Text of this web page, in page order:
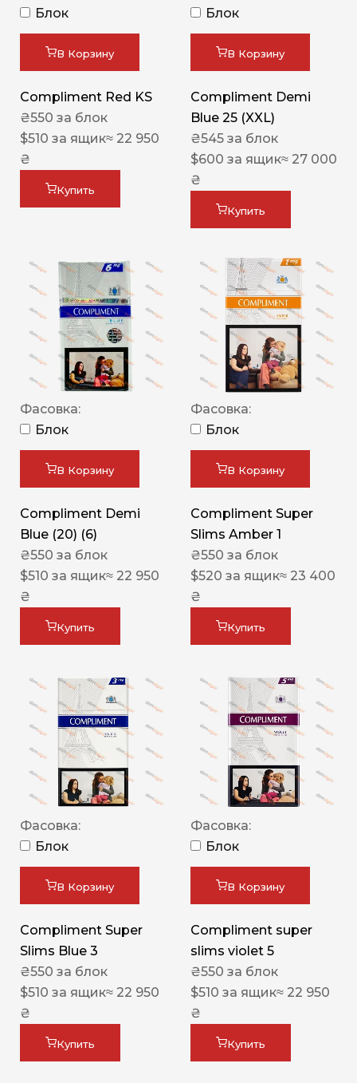
Блок
В Корзину
Compliment Red KS
₴550 за блок
$510 за ящик≈ 22 950
₴
Купить
Блок
В Корзину
Compliment Demi
Blue 25 (XXL)
₴545 за блок
$600 за ящик≈ 27 000
₴
Купить
Фасовка:
Блок
В Корзину
Compliment Demi
Blue (20) (6)
₴550 за блок
$510 за ящик≈ 22 950
₴
Купить
Фасовка:
Блок
В Корзину
Compliment Super
Slims Amber 1
₴550 за блок
$520 за ящик≈ 23 400
₴
Купить
Фасовка:
Блок
В Корзину
Compliment Super
Slims Blue 3
₴550 за блок
$510 за ящик≈ 22 950
₴
Купить
Фасовка:
Блок
В Корзину
Compliment super
slims violet 5
₴550 за блок
$510 за ящик≈ 22 950
₴
Купить